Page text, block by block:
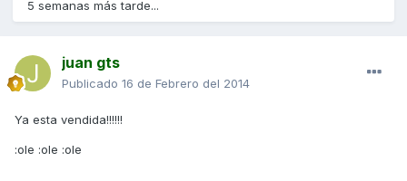
5 semanas más tarde...
juan gts
Publicado 16 de Febrero del 2014
Ya esta vendida!!!!!!
:ole :ole :ole